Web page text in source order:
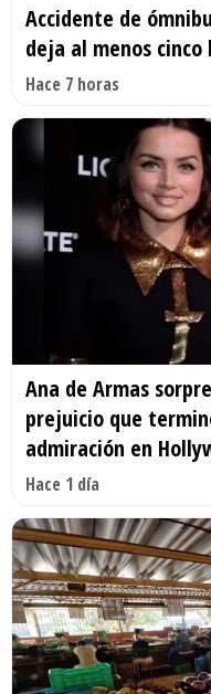
Accidente de
deja al menos cinco
Hace 7 horas
Ana de Armas
prejuicio que
admiración en
Hace 1 día